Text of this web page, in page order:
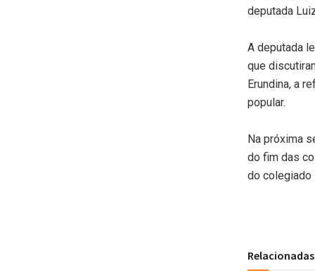
deputada
A deputada
que
Erundina, a
popular.
Na próxima
do fim das
do colegiado
Relacionadas